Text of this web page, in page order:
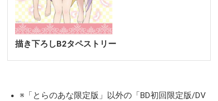
描き下ろしB2タペストリー
※「とらのあな限定版」以外の「BD初回限定版/DV